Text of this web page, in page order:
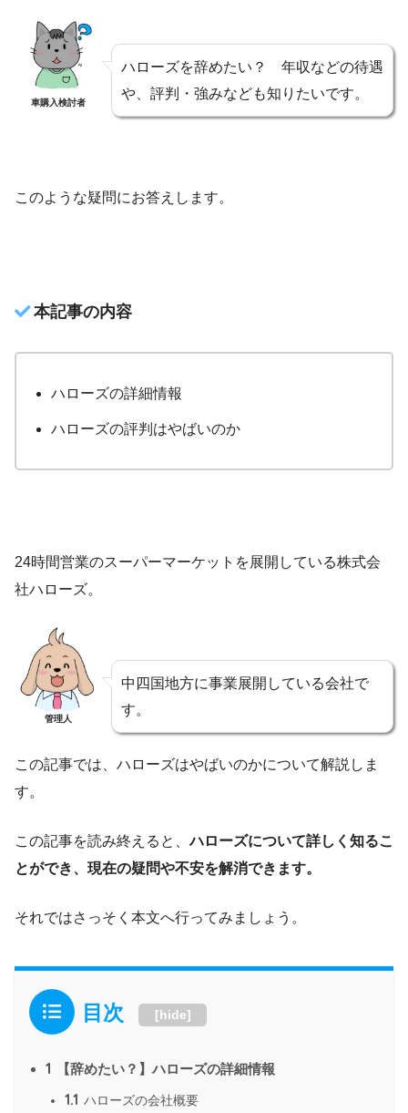
車購入検討者
ハローズを辞めたい？ 年収などの待遇
や、評判・強みなども知りたいです。
このような疑問にお答えします。
本記事の内容
ハローズの詳細情報
ハローズの評判はやばいのか
24時間営業のスーパーマーケットを展開している株式会
社ハローズ。
管理人
中四国地方に事業展開している会社で
す。
この記事では、ハローズはやばいのかについて解説しま
す。
この記事を読み終えると、ハローズについて詳しく知るこ
とができ、現在の疑問や不安を解消できます。
それではさっそく本文へ行ってみましょう。
目次 [hide]
1 【辞めたい？】ハローズの詳細情報
1.1 ハローズの会社概要